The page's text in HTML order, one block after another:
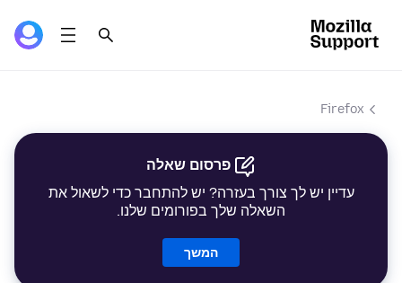
Firefox
פרסום שאלה
עדיין יש לך צורך בעזרה? יש להתחבר כדי לשאול את
השאלה שלך בפורומים שלנו.
המשך